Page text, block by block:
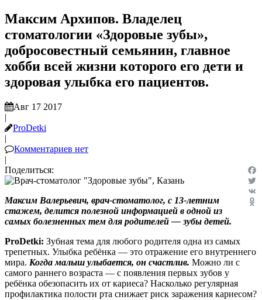
Максим Архипов. Владелец
стоматологии «Здоровые зубы»,
добросовестный семьянин, главное
хобби всей жизни которого его дети и
здоровая улыбка его пациентов.
Авг 17 2017
|
ProDetki
|
Комментариев нет
|
Поделиться:
VK
Максим Валерьевич, врач-стоматолог, с 13-летним
стажем, делится полезной информацией в одной из
самых болезненных тем для родителей — зубы детей.
ProDetki: Зубная тема для любого родителя одна из самых
трепетных. Улыбка ребёнка — это отражение его внутреннего
мира. Когда малыш улыбается, он счастлив. Можно ли с
самого раннего возраста — с появления первых зубов у
ребёнка обезопасить их от кариеса? Насколько регулярная
профилактика полости рта снижает риск заражения кариесом?